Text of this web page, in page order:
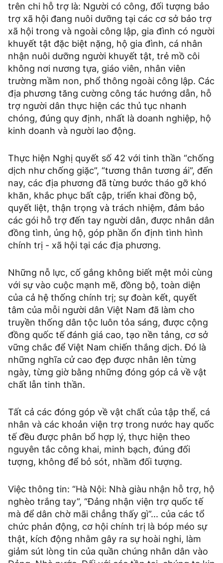
trên chi hỗ trợ là: Người có công, đối tượng bảo
trợ xã hội đang nuôi dưỡng tại các cơ sở bảo trợ
xã hội trong và ngoài công lập, gia đình có người
khuyết tật đặc biệt nặng, hộ gia đình, cá nhân
nhận nuôi dưỡng người khuyết tật, trẻ mồ côi
không nơi nương tựa, giáo viên, nhân viên
trường mầm non, phổ thông ngoài công lập. Các
địa phương tăng cường công tác hướng dẫn, hỗ
trợ người dân thực hiện các thủ tục nhanh
chóng, đúng quy định, nhất là doanh nghiệp, hộ
kinh doanh và người lao động.
Thực hiện Nghị quyết số 42 với tinh thần “chống
dịch như chống giặc”, “tương thân tương ái”, đến
nay, các địa phương đã từng bước tháo gỡ khó
khăn, khắc phục bất cập, triển khai đồng bộ,
quyết liệt, thận trọng và trách nhiệm, đảm bảo
các gói hỗ trợ đến tay người dân, được nhân dân
đồng tình, ủng hộ, góp phần ổn định tình hình
chính trị - xã hội tại các địa phương.
Những nỗ lực, cố gắng không biết mệt mỏi cùng
với sự vào cuộc mạnh mẽ, đồng bộ, toàn diện
của cả hệ thống chính trị; sự đoàn kết, quyết
tâm của mỗi người dân Việt Nam đã làm cho
truyền thống dân tộc luôn tỏa sáng, được cộng
đồng quốc tế đánh giá cao, tạo nền tảng, cơ sở
vững chắc để Việt Nam chiến thắng dịch. Đó là
những nghĩa cử cao đẹp được nhân lên từng
ngày, từng giờ bằng những đóng góp cả về vật
chất lẫn tinh thần.
Tất cả các đóng góp về vật chất của tập thể, cá
nhân và các khoản viện trợ trong nước hay quốc
tế đều được phân bổ hợp lý, thực hiện theo
nguyên tắc công khai, minh bạch, đúng đối
tượng, không để bỏ sót, nhầm đối tượng.
Việc thông tin: “Hà Nội: Nhà giàu nhận hỗ trợ, hộ
nghèo trắng tay”, “Đảng nhận viện trợ quốc tế
mà để dân chờ mãi chẳng thấy gì”... của các tổ
chức phản động, cơ hội chính trị là bóp méo sự
thật, kích động nhằm gây ra sự hoài nghi, làm
giảm sút lòng tin của quần chúng nhân dân vào